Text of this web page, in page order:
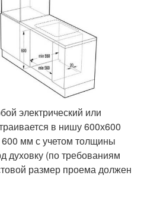
электрический или
в нишу 600х600
мм с учетом толщины
духовку (по требованиям
размер проема должен